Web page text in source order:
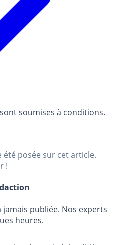
soumises à conditions.
posée sur cet article.
!
publiée. Nos experts
heures.